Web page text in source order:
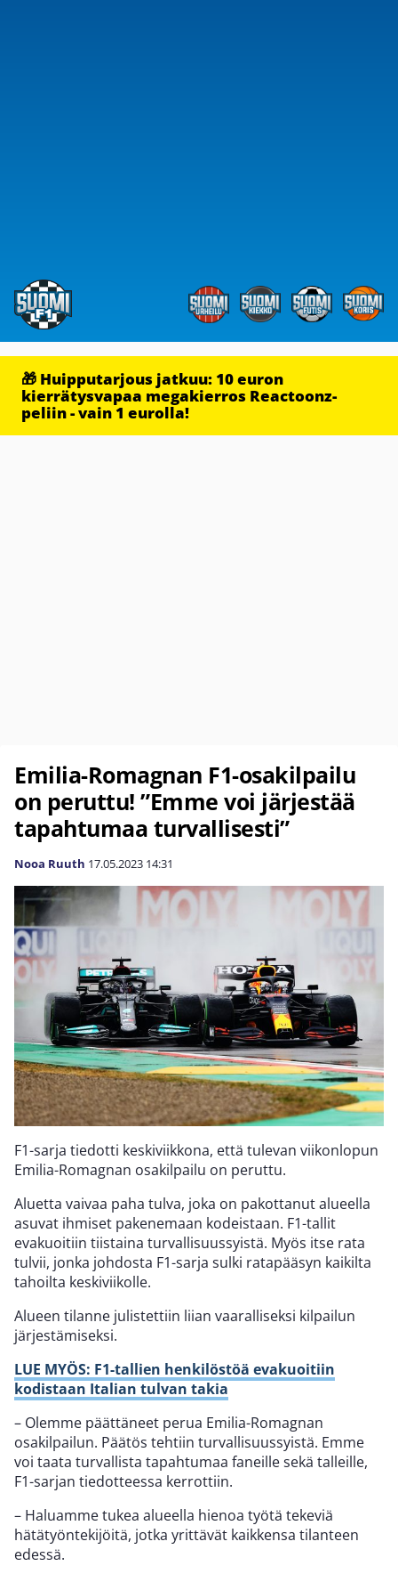
🎁 Huipputarjous jatkuu: 10 euron
kierrätysvapaa megakierros Reactoonz-
peliin - vain 1 eurolla!
Emilia-Romagnan F1-osakilpailu
on peruttu! ”Emme voi järjestää
tapahtumaa turvallisesti”
Nooa Ruuth 17.05.2023 14:31
F1-sarja tiedotti keskiviikkona, että tulevan viikonlopun
Emilia-Romagnan osakilpailu on peruttu.
Aluetta vaivaa paha tulva, joka on pakottanut alueella
asuvat ihmiset pakenemaan kodeistaan. F1-tallit
evakuoitiin tiistaina turvallisuussyistä. Myös itse rata
tulvii, jonka johdosta F1-sarja sulki ratapääsyn kaikilta
tahoilta keskiviikolle.
Alueen tilanne julistettiin liian vaaralliseksi kilpailun
järjestämiseksi.
LUE MYÖS: F1-tallien henkilöstöä evakuoitiin
kodistaan Italian tulvan takia
– Olemme päättäneet perua Emilia-Romagnan
osakilpailun. Päätös tehtiin turvallisuussyistä. Emme
voi taata turvallista tapahtumaa faneille sekä talleille,
F1-sarjan tiedotteessa kerrottiin.
– Haluamme tukea alueella hienoa työtä tekeviä
hätätyöntekijöitä, jotka yrittävät kaikkensa tilanteen
edessä.